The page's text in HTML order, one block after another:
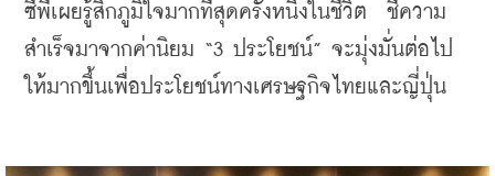
ซีพีเผยรู้สึกภูมิใจมากที่สุดครั้งหนึ่งในชีวิต  ชี้ความ
สำเร็จมาจากค่านิยม “3 ประโยชน์” จะมุ่งมั่นต่อไป
ให้มากขึ้นเพื่อประโยชน์ทางเศรษฐกิจไทยและญี่ปุ่น